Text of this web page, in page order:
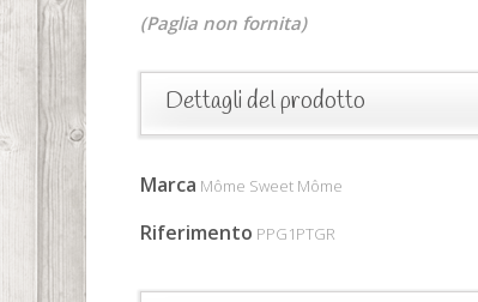
(Paglia non fornita)
Dettagli del prodotto
Marca Môme Sweet Môme
Riferimento PPG1PTGR